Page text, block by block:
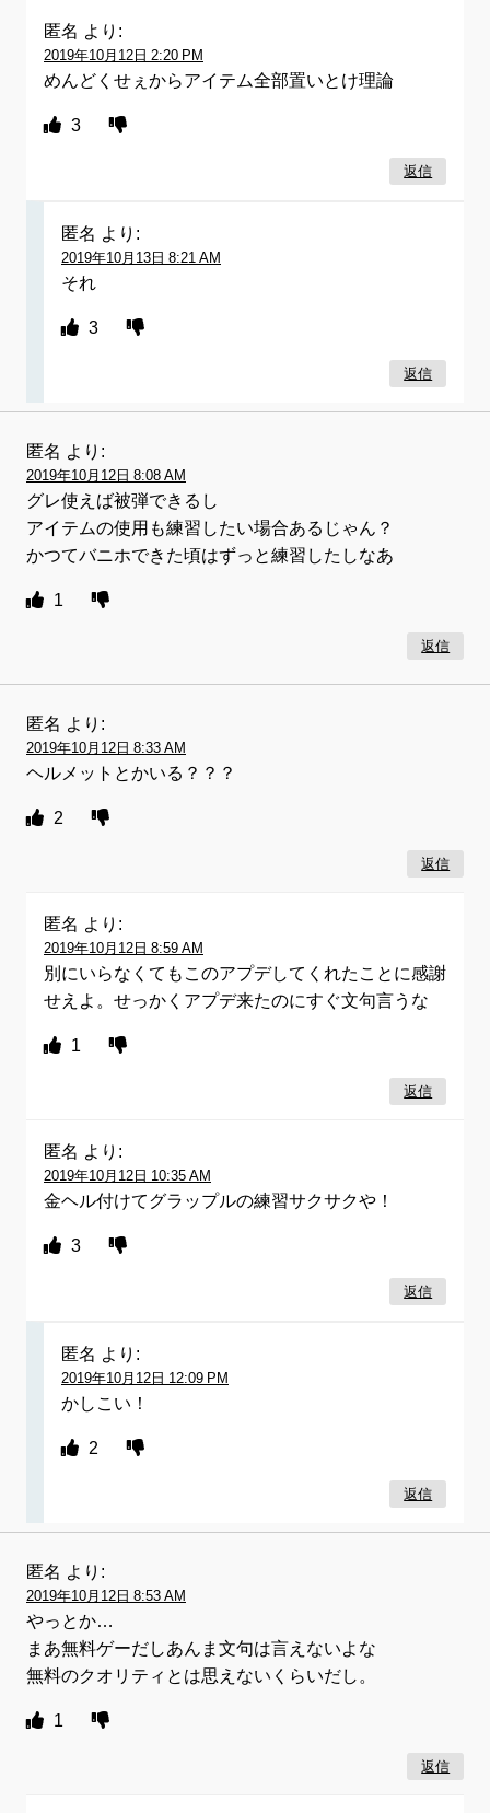
匿名 より:
2019年10月12日 2:20 PM
めんどくせぇからアイテム全部置いとけ理論
3
返信
匿名 より:
2019年10月13日 8:21 AM
それ
3
返信
匿名 より:
2019年10月12日 8:08 AM
グレ使えば被弾できるし
アイテムの使用も練習したい場合あるじゃん？
かつてバニホできた頃はずっと練習したしなあ
1
返信
匿名 より:
2019年10月12日 8:33 AM
ヘルメットとかいる？？？
2
返信
匿名 より:
2019年10月12日 8:59 AM
別にいらなくてもこのアプデしてくれたことに感謝
せえよ。せっかくアプデ来たのにすぐ文句言うな
1
返信
匿名 より:
2019年10月12日 10:35 AM
金ヘル付けてグラップルの練習サクサクや！
3
返信
匿名 より:
2019年10月12日 12:09 PM
かしこい！
2
返信
匿名 より:
2019年10月12日 8:53 AM
やっとか…
まあ無料ゲーだしあんま文句は言えないよな
無料のクオリティとは思えないくらいだし。
1
返信